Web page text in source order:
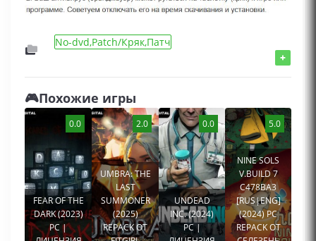
No-dvd,Patch/Кряк,Патч
+
🎮Похожие игры
0.0
FEAR OF THE
DARK (2023)
PC |
2.0
UMBRA: THE
LAST
SUMMONER
(2025)
REPACK ОТ
0.0
UNDEAD
INC. (2024)
PC |
5.0
NINE SOLS
V.BUILD 7
C478BA3
[RUS|ENG]
(2024) PC
REPACK ОТ